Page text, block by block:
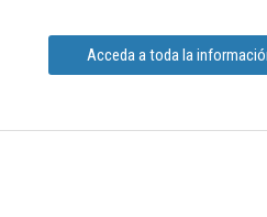
Acceda a toda la